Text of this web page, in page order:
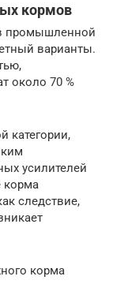
кормов
промышленной
варианты.
около 70 %
категории,
усилителей
корма
следствие,
корма